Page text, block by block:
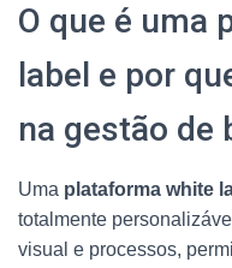
O que é uma
label e por
na gestão de
Uma plataforma white
totalmente
visual e processos,